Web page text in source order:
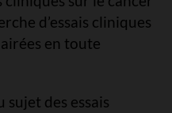
d’essais cliniques
en toute
sujet des essais